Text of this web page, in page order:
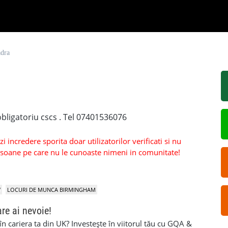
cscs . Tel 07401536076
incredere sporita doar utilizatorilor verificati si nu
pe care nu le cunoaste nimeni in comunitate!
LOCURI DE MUNCA BIRMINGHAM
ai nevoie!
cariera ta din UK? Investește în viitorul tău cu GQA &